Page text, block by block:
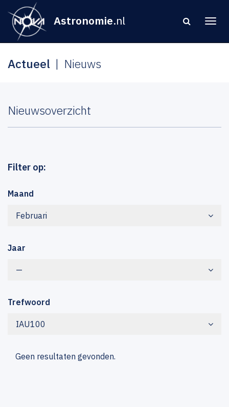
Astronomie.nl
Actueel Nieuws
Nieuwsoverzicht
Filter op:
Maand
Februari
Jaar
—
Trefwoord
IAU100
Geen resultaten gevonden.